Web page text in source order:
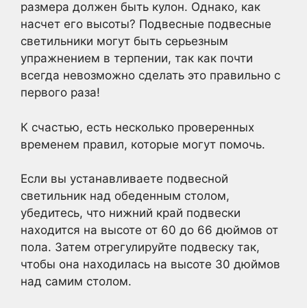
размера должен быть кулон. Однако, как
насчет его высоты? Подвесные подвесные
светильники могут быть серьезным
упражнением в терпении, так как почти
всегда невозможно сделать это правильно с
первого раза!
К счастью, есть несколько проверенных
временем правил, которые могут помочь.
Если вы устанавливаете подвесной
светильник над обеденным столом,
убедитесь, что нижний край подвески
находится на высоте от 60 до 66 дюймов от
пола. Затем отрегулируйте подвеску так,
чтобы она находилась на высоте 30 дюймов
над самим столом.